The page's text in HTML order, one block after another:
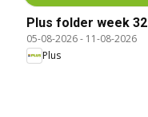
Plus folder week 32
05-08-2026- 11-08-2026
Plus